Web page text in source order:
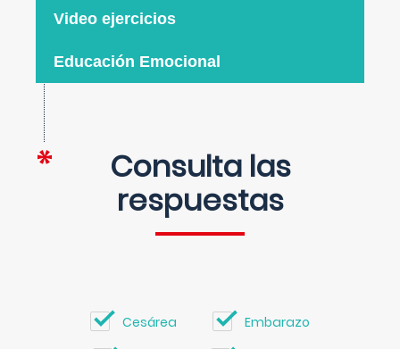
Video ejercicios
Educación Emocional
Consulta las
respuestas
Cesárea Embarazo